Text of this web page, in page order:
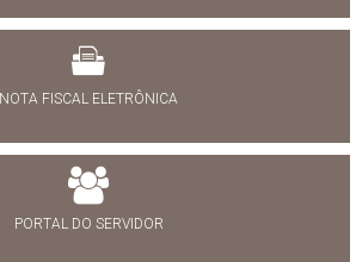
NOTA FISCAL ELETRÔNICA
PORTAL DO SERVIDOR